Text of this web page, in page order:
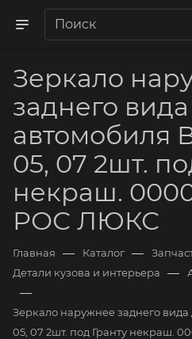
Зеркало
заднего
автомобиля
05, 07 2шт.
некраш.
РОС ЛЮКС
Главная — Каталог —
Детали кузова и интерьера —
—
Зеркало наружнее заднего вида
05, 07 2шт. под Гранту некраш.